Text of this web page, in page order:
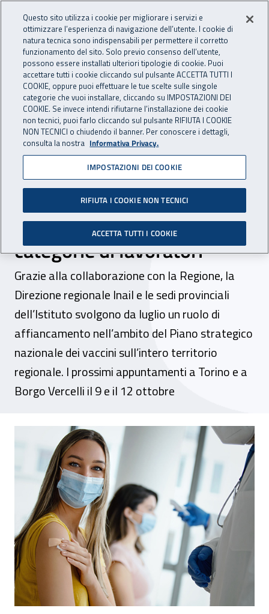
INAIL - Istituto Nazionale
Apri cerca
Navigazione principale
Navigazione - Ti trovi in:
Home Inail comunica News
08 ottobre 2021
Piemonte, proseguono gli
Open days per la
vaccinazione di specifiche
categorie di lavoratori
Grazie alla collaborazione con la Regione, la
Direzione regionale Inail e le sedi provinciali
dell’Istituto svolgono da luglio un ruolo di
affiancamento nell’ambito del Piano strategico
nazionale dei vaccini sull’intero territorio
regionale. I prossimi appuntamenti a Torino e a
Borgo Vercelli il 9 e il 12 ottobre
Piemonte, proseguono gli Open days
Questo sito utilizza i cookie per migliorare i servizi e
ottimizzare l’esperienza di navigazione dell’utente. I cookie di
natura tecnica sono indispensabili per permettere il corretto
funzionamento del sito. Solo previo consenso dell’utente,
possono essere installati ulteriori tipologie di cookie. Puoi
accettare tutti i cookie cliccando sul pulsante ACCETTA TUTTI I
COOKIE, oppure puoi effettuare le tue scelte sulle singole
categorie che vuoi installare, cliccando su IMPOSTAZIONI DEI
COOKIE. Se invece intendi rifiutarne l’installazione dei cookie
non tecnici, puoi farlo cliccando sul pulsante RIFIUTA I COOKIE
NON TECNICI o chiudendo il banner. Per conoscere i dettagli,
consulta la nostra Informativa Privacy.
IMPOSTAZIONI DEI COOKIE
RIFIUTA I COOKIE NON TECNICI
ACCETTA TUTTI I COOKIE